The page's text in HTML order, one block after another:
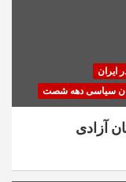
ایران
سیاسی دهه شصت
آزادی